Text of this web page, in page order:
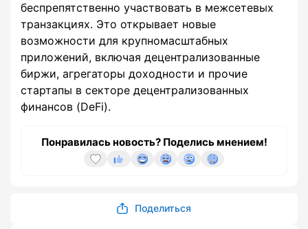
беспрепятственно участвовать в межсетевых
транзакциях. Это открывает новые
возможности для крупномасштабных
приложений, включая децентрализованные
биржи, агрегаторы доходности и прочие
стартапы в секторе децентрализованных
финансов (DeFi).
Понравилась новость? Поделись мнением!
Поделиться